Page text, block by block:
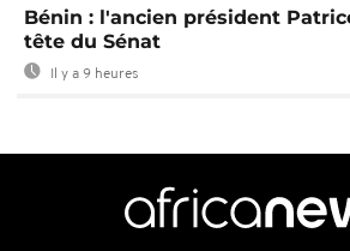
Bénin : l'ancien président
tête du Sénat
Il y a 9 heures